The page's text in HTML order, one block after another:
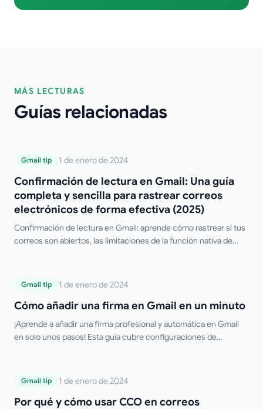
MÁS LECTURAS
Guías relacionadas
Confirmación de lectura en Gmail: Una
correos electrónicos de forma efectiva
(2025)
Gmail tip 1 de enero de 2024
Confirmación de lectura en Gmail: Una guía
completa y sencilla para rastrear correos
electrónicos de forma efectiva (2025)
Confirmación de lectura en Gmail: aprende cómo rastrear si tus
correos son abiertos, las limitaciones de la función nativa de
Cómo añadir una firma en Gmail en un
Gmail tip 1 de enero de 2024
Cómo añadir una firma en Gmail en un minuto
¡Aprende a añadir una firma profesional y automática en Gmail
en solo unos pasos! Esta guía cubre configuraciones de
manualmente!
Por qué y cómo usar CCO en correos
Gmail tip 1 de enero de 2024
Por qué y cómo usar CCO en correos